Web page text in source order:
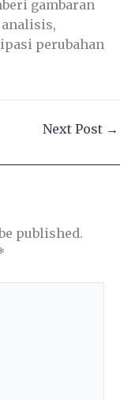
gambaran
perubahan
Next Post →
published.